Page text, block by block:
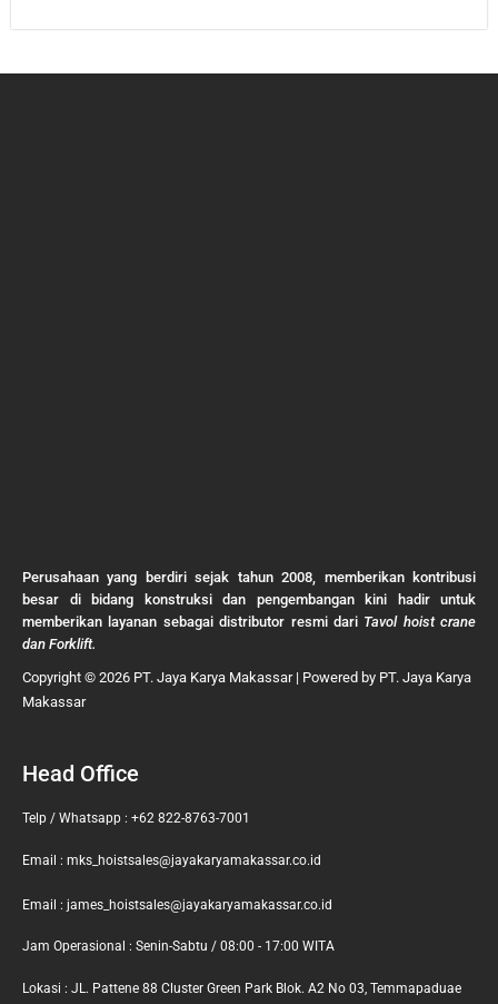
Perusahaan yang berdiri sejak tahun 2008, memberikan kontribusi
besar di bidang konstruksi dan pengembangan kini hadir untuk
memberikan layanan sebagai distributor resmi dari Tavol hoist crane
dan Forklift.
Copyright © 2026 PT. Jaya Karya Makassar | Powered by PT. Jaya Karya
Makassar
Head Office
Telp / Whatsapp : +62 822-8763-7001
Email : mks_hoistsales@jayakaryamakassar.co.id
Email : james_hoistsales@jayakaryamakassar.co.id
Jam Operasional : Senin-Sabtu / 08:00 - 17:00 WITA
Lokasi : JL. Pattene 88 Cluster Green Park Blok. A2 No 03, Temmapaduae